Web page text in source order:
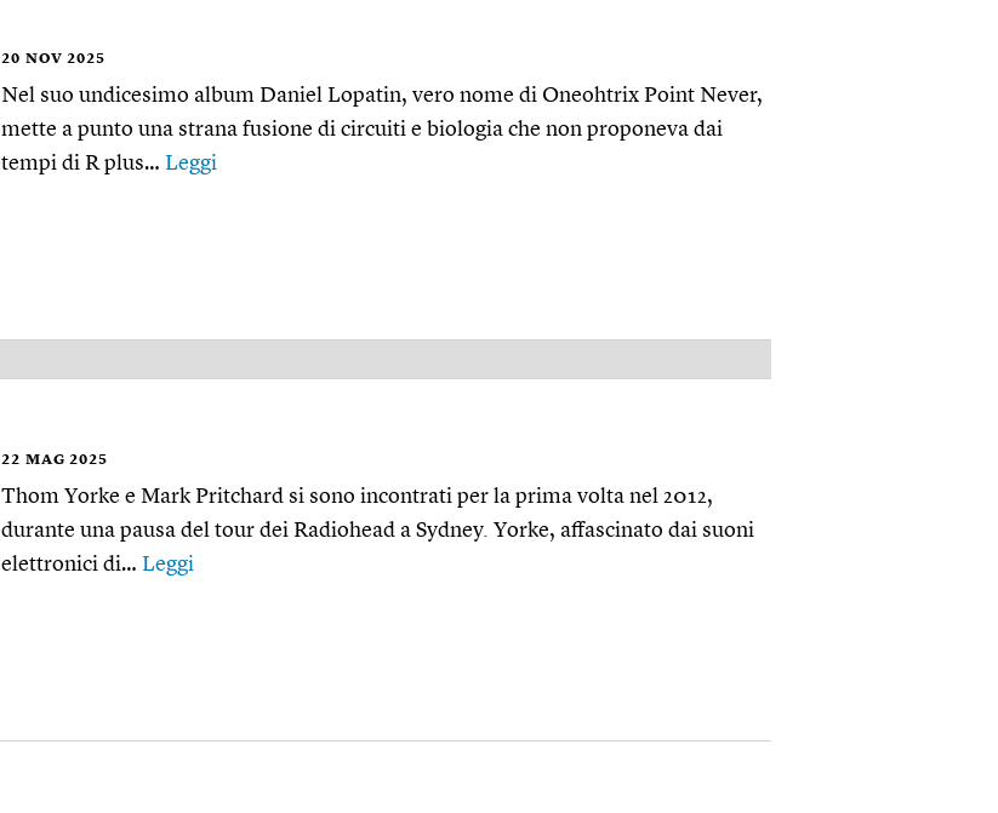
20 NOV 2025
Nel suo undicesimo album Daniel Lopatin, vero nome di Oneohtrix Point Never,
mette a punto una strana fusione di circuiti e biologia che non proponeva dai
tempi di R plus… Leggi
22 MAG 2025
Thom Yorke e Mark Pritchard si sono incontrati per la prima volta nel 2012,
durante una pausa del tour dei Radiohead a Sydney. Yorke, affascinato dai suoni
elettronici di… Leggi